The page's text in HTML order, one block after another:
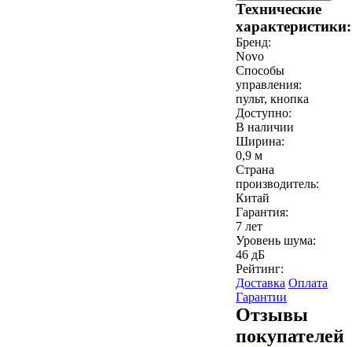
Технические
характеристики:
Бренд:
Novo
Способы
управления:
пульт, кнопка
Доступно:
В наличии
Ширина:
0,9 м
Страна
производитель:
Китай
Гарантия:
7 лет
Уровень шума:
46 дБ
Рейтинг:
Доставка Оплата
Гарантии
Отзывы
покупателей